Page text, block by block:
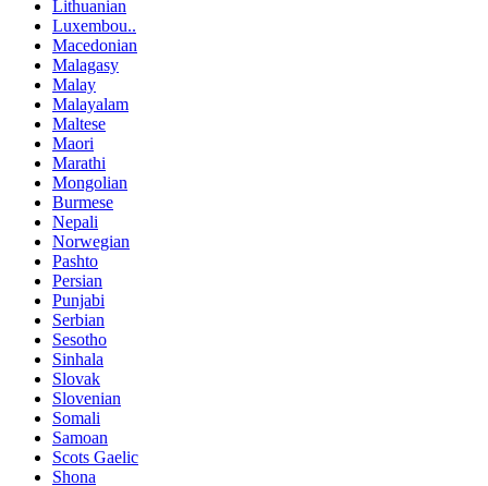
Lithuanian
Luxembou..
Macedonian
Malagasy
Malay
Malayalam
Maltese
Maori
Marathi
Mongolian
Burmese
Nepali
Norwegian
Pashto
Persian
Punjabi
Serbian
Sesotho
Sinhala
Slovak
Slovenian
Somali
Samoan
Scots Gaelic
Shona